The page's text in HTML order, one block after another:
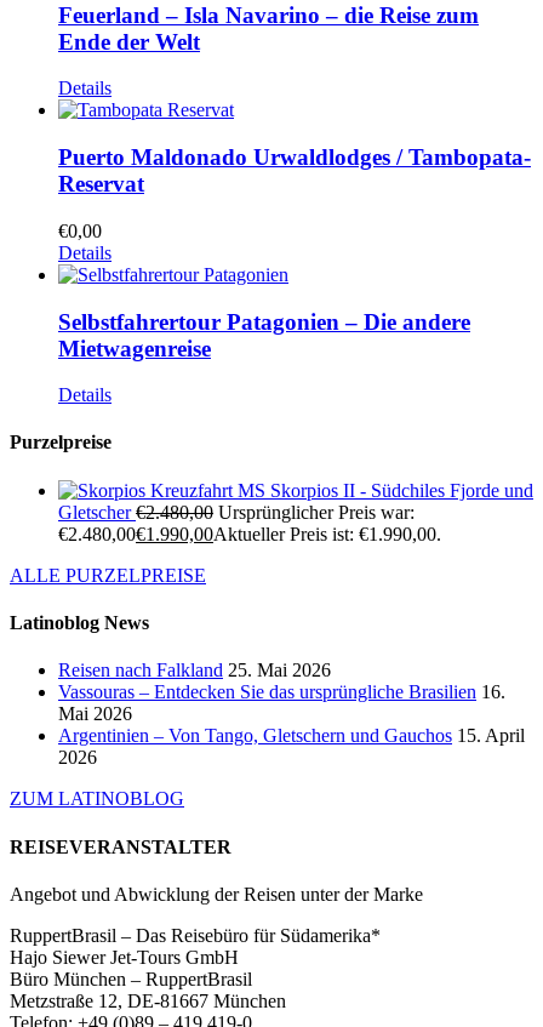
Feuerland – Isla Navarino – die Reise zum
Ende der Welt
Details
Puerto Maldonado Urwaldlodges / Tambopata-
Reservat
€0,00
Details
Selbstfahrertour Patagonien – Die andere
Mietwagenreise
Details
Purzelpreise
Kreuzfahrt MS Skorpios II - Südchiles Fjorde und
Gletscher €2.480,00 Ursprünglicher Preis war:
€2.480,00€1.990,00Aktueller Preis ist: €1.990,00.
ALLE PURZELPREISE
Latinoblog News
Reisen nach Falkland 25. Mai 2026
Vassouras – Entdecken Sie das ursprüngliche Brasilien 16.
Mai 2026
Argentinien – Von Tango, Gletschern und Gauchos 15. April
2026
ZUM LATINOBLOG
REISEVERANSTALTER
Angebot und Abwicklung der Reisen unter der Marke
RuppertBrasil – Das Reisebüro für Südamerika*
Hajo Siewer Jet-Tours GmbH
Büro München – RuppertBrasil
Metzstraße 12, DE-81667 München
Telefon: +49 (0)89 – 419 419-0